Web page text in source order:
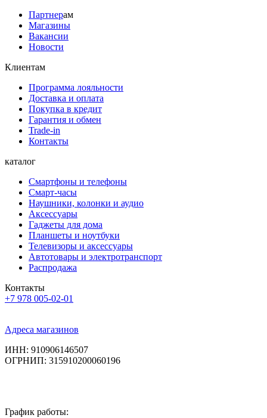
Партнерам
Магазины
Вакансии
Новости
Клиентам
Программа лояльности
Доставка и оплата
Покупка в кредит
Гарантия и обмен
Trade-in
Контакты
каталог
Смартфоны и телефоны
Смарт-часы
Наушники, колонки и аудио
Аксессуары
Гаджеты для дома
Планшеты и ноутбуки
Телевизоры и аксессуары
Автотовары и электротранспорт
Распродажа
Контакты
+7 978 005-02-01
Адреса магазинов
ИНН: 910906146507
ОГРНИП: 315910200060196
График работы: